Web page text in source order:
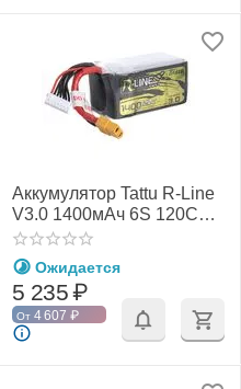
Аккумулятор Tattu R-Line
V3.0 1400мАч 6S 120C
LiPo (XT60)
Ожидается
5 235₽
От 4 607 ₽